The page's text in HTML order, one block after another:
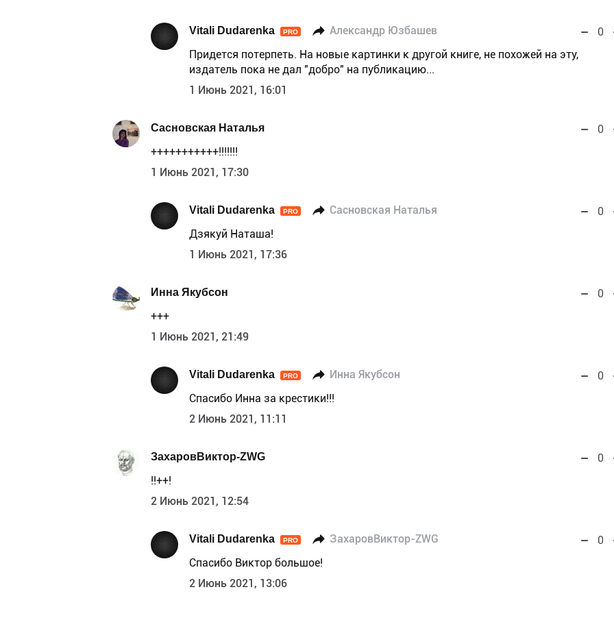
Vitali Dudarenka PRO Александр Юзбашев
0
Придется потерпеть. На новые картинки к другой книге, не похожей на эту,
издатель пока не дал "добро" на публикацию...
1 Июнь 2021, 16:01
Сасновская Наталья
0
+++++++++++!!!!!!!
1 Июнь 2021, 17:30
Vitali Dudarenka PRO Сасновская Наталья
0
Дзякуй Наташа!
1 Июнь 2021, 17:36
Инна Якубсон
0
+++
1 Июнь 2021, 21:49
Vitali Dudarenka PRO Инна Якубсон
0
Спасибо Инна за крестики!!!
2 Июнь 2021, 11:11
ЗахаровВиктор-ZWG
0
!!++!
2 Июнь 2021, 12:54
Vitali Dudarenka PRO ЗахаровВиктор-ZWG
0
Спасибо Виктор большое!
2 Июнь 2021, 13:06